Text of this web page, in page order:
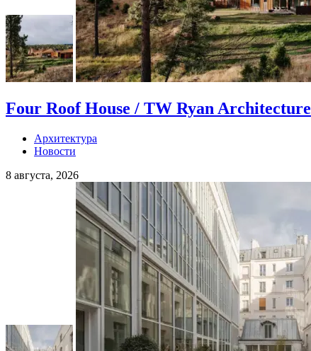
Four Roof House / TW Ryan Architecture
Архитектура
Новости
8 августа, 2026